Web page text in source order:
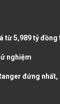
từ 5,989 tỷ đồng
nghiệm
đứng